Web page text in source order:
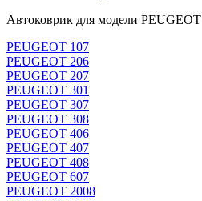
Автоковрик для модели PEUGEOT
PEUGEOT 107
PEUGEOT 206
PEUGEOT 207
PEUGEOT 301
PEUGEOT 307
PEUGEOT 308
PEUGEOT 406
PEUGEOT 407
PEUGEOT 408
PEUGEOT 607
PEUGEOT 2008